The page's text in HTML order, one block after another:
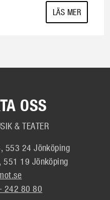
LÄS MER
OSS
& TEATER
553 24 Jönköping
551 19 Jönköping
242 80 80